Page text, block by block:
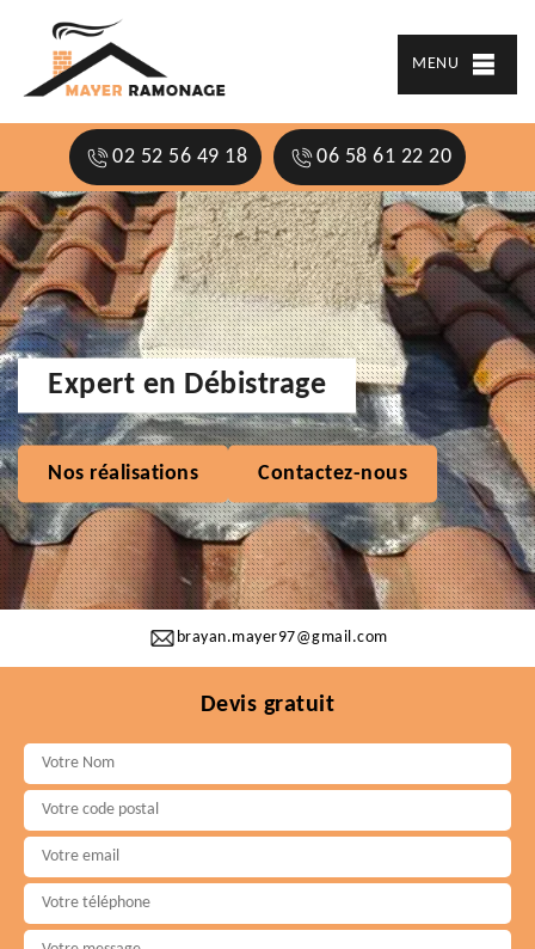
MENU
02 52 56 49 18 06 58 61 22 20
brayan.mayer97@gmail.com
Expert en Débistrage
Nos réalisations Contactez-nous
Devis gratuit